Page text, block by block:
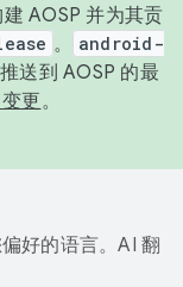
AOSP 并为其贡
。
android-
送到 AOSP 的最
更。
好的语言。AI 翻